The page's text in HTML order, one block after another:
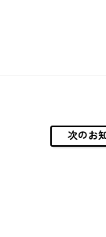
次のお